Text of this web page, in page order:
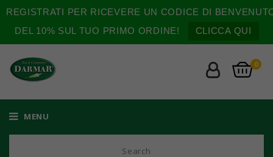
REGISTRATI PER RICEVERE UN CODICE DI
DEL 10% SUL TUO PRIMO ORDINE!
CLICCA QUI
0
MENU
Search